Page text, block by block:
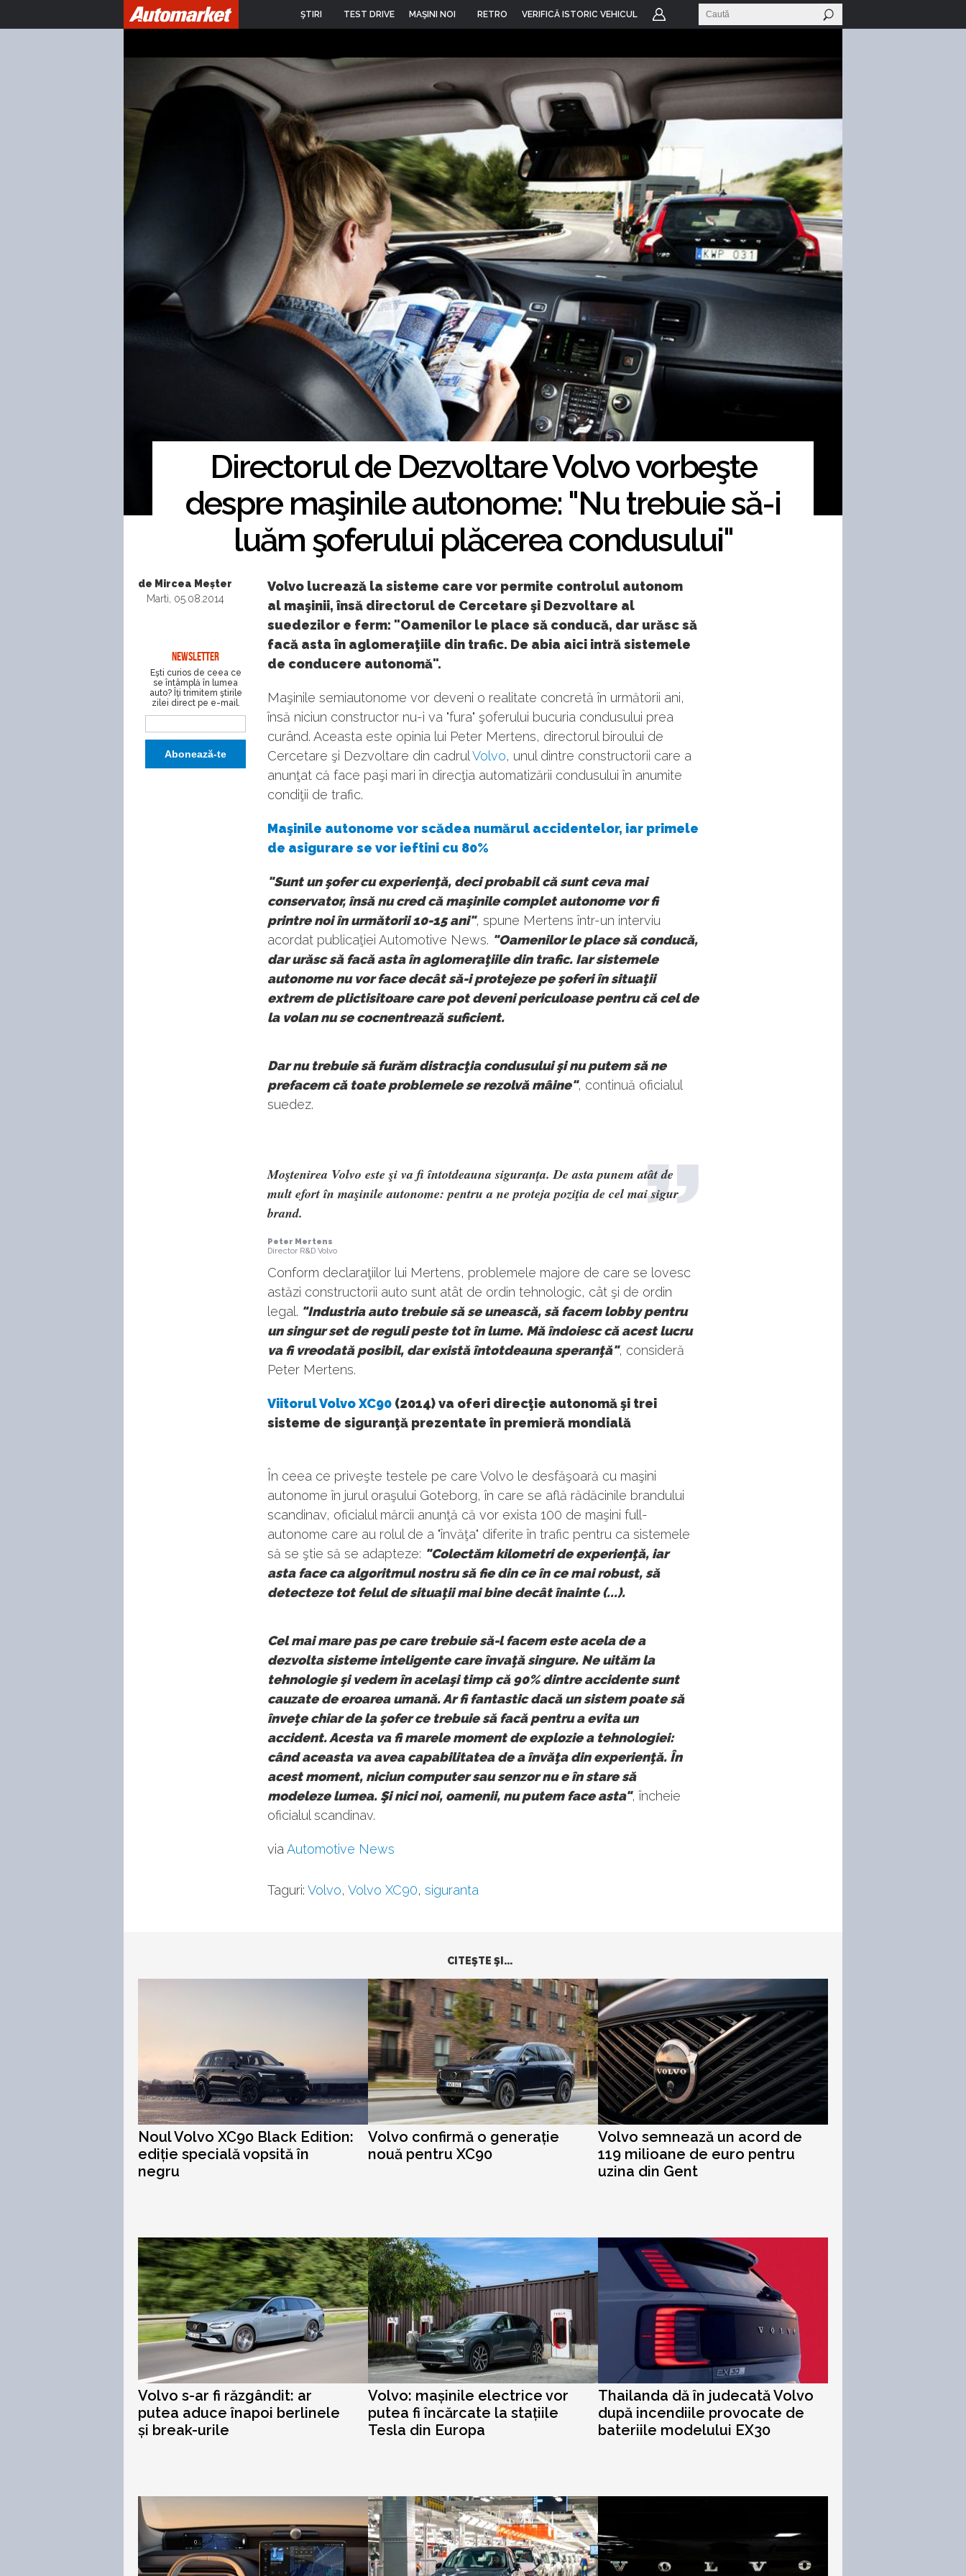
ŞTIRI TEST DRIVE MAŞINI NOI RETRO VERIFICĂ ISTORIC VEHICUL
Directorul de Dezvoltare Volvo vorbeşte
despre maşinile autonome: "Nu trebuie să-i
luăm şoferului plăcerea condusului"
de Mircea Meșter
Marti, 05.08.2014
NEWSLETTER
Eşti curios de ceea ce
se întâmplă în lumea
auto? Îţi trimitem ştirile
zilei direct pe e-mail.
Volvo lucrează la sisteme care vor permite controlul autonom
al maşinii, însă directorul de Cercetare şi Dezvoltare al
suedezilor e ferm: "Oamenilor le place să conducă, dar urăsc să
facă asta în aglomeraţiile din trafic. De abia aici intră sistemele
de conducere autonomă".
Maşinile semiautonome vor deveni o realitate concretă în următorii ani,
însă niciun constructor nu-i va "fura" şoferului bucuria condusului prea
curând. Aceasta este opinia lui Peter Mertens, directorul biroului de
Cercetare şi Dezvoltare din cadrul Volvo, unul dintre constructorii care a
anunţat că face paşi mari în direcţia automatizării condusului în anumite
condiţii de trafic.
Maşinile autonome vor scădea numărul accidentelor, iar primele
de asigurare se vor ieftini cu 80%
"Sunt un şofer cu experienţă, deci probabil că sunt ceva mai
conservator, însă nu cred că maşinile complet autonome vor fi
printre noi în următorii 10-15 ani", spune Mertens într-un interviu
acordat publicaţiei Automotive News. "Oamenilor le place să conducă,
dar urăsc să facă asta în aglomeraţiile din trafic. Iar sistemele
autonome nu vor face decât să-i protejeze pe şoferi în situaţii
extrem de plictisitoare care pot deveni periculoase pentru că cel de
la volan nu se cocnentrează suficient.
Dar nu trebuie să furăm distracţia condusului şi nu putem să ne
prefacem că toate problemele se rezolvă mâine", continuă oficialul
suedez.
Moştenirea Volvo este şi va fi întotdeauna siguranţa. De asta punem atât de
mult efort în maşinile autonome: pentru a ne proteja poziţia de cel mai sigur
brand.
Peter Mertens
Director R&D Volvo
Conform declaraţiilor lui Mertens, problemele majore de care se lovesc
astăzi constructorii auto sunt atât de ordin tehnologic, cât şi de ordin
legal. "Industria auto trebuie să se unească, să facem lobby pentru
un singur set de reguli peste tot în lume. Mă îndoiesc că acest lucru
va fi vreodată posibil, dar există întotdeauna speranţă", consideră
Peter Mertens.
ViitorulVolvo XC90 (2014) va oferi direcţie autonomă şi trei
sisteme de siguranţă prezentate în premieră mondială
În ceea ce priveşte testele pe care Volvo le desfăşoară cu maşini
autonome în jurul oraşului Goteborg, în care se află rădăcinile brandului
scandinav, oficialul mărcii anunţă că vor exista 100 de maşini full-
autonome care au rolul de a "învăţa" diferite în trafic pentru ca sistemele
să se ştie să se adapteze: "Colectăm kilometri de experienţă, iar
asta face ca algoritmul nostru să fie din ce în ce mai robust, să
detecteze tot felul de situaţii mai bine decât înainte (...).
Cel mai mare pas pe care trebuie să-l facem este acela de a
dezvolta sisteme inteligente care învaţă singure. Ne uităm la
tehnologie şi vedem în acelaşi timp că 90% dintre accidente sunt
cauzate de eroarea umană. Ar fi fantastic dacă un sistem poate să
înveţe chiar de la şofer ce trebuie să facă pentru a evita un
accident. Acesta va fi marele moment de explozie a tehnologiei:
când aceasta va avea capabilitatea de a învăţa din experienţă. În
acest moment, niciun computer sau senzor nu e în stare să
modeleze lumea. Şi nici noi, oamenii, nu putem face asta", încheie
oficialul scandinav.
via Automotive News
Taguri: Volvo, Volvo XC90, siguranta
CITEŞTE ŞI...
Noul Volvo XC90 Black Edition:
ediție specială vopsită în
negru
Volvo confirmă o generație
nouă pentru XC90
Volvo semnează un acord de
119 milioane de euro pentru
uzina din Gent
Volvo s-ar fi răzgândit: ar
putea aduce înapoi berlinele
și break-urile
Volvo: mașinile electrice vor
putea fi încărcate la stațiile
Tesla din Europa
Thailanda dă în judecată Volvo
după incendiile provocate de
bateriile modelului EX30